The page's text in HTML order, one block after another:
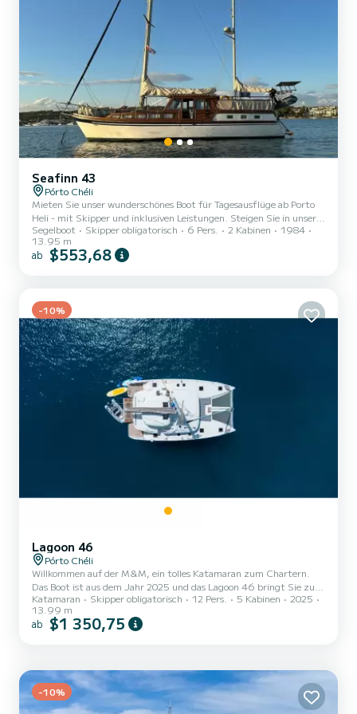
Seafinn 43
Pórto Chéli
Mieten Sie unser wunderschönes Boot für Tagesausflüge ab Porto
Heli - mit Skipper und inklusiven Leistungen. Steigen Sie in unser
bezauberndes Holzyacht ein, ideal für Tagesausflüge zu den
schönsten Zielen im Saronischen Golf: Spetses, Hydra, die
Eselinsel, Kilada, Ermioni oder Poros (2 Tage)! Tagesausflug (1 - 5
freundlichen und entspannten Atmosphäre zu erkunden. Sn...
Segelboot Skipper obligatorisch 6 Pers. 2 Kabinen
1984
13.95 m
ab $553,68
-10%
Lagoon 46
Pórto Chéli
Willkommen auf der M&M, ein tolles Katamaran zum Chartern.
Das Boot ist aus dem Jahr 2025 und das Lagoon 46 bringt Sie zu
den schönsten Ankerplätzen um Pórto Chéli. Das Boot hat 6
Kabinen mit allem Komfort und eine Kapazität von 10 Personen.
Mit einer Gesamtlänge von 14 Metern wird es Ihr perfekter
verfügt M&M über 5 Toiletten mit Dusche...
Katamaran Skipper obligatorisch 12 Pers. 5 Kabinen
2025
13.99 m
ab $1 350,75
-10%